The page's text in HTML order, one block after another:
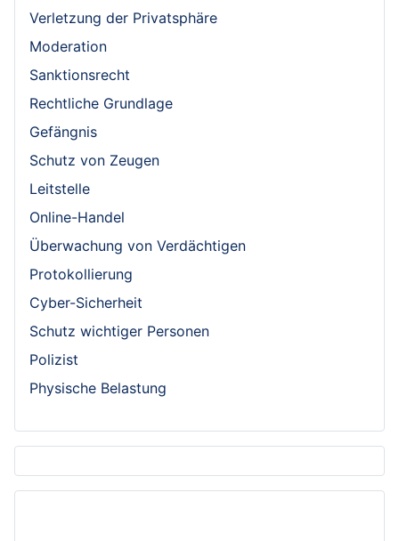
Verletzung der Privatsphäre
Moderation
Sanktionsrecht
Rechtliche Grundlage
Gefängnis
Schutz von Zeugen
Leitstelle
Online-Handel
Überwachung von Verdächtigen
Protokollierung
Cyber-Sicherheit
Schutz wichtiger Personen
Polizist
Physische Belastung